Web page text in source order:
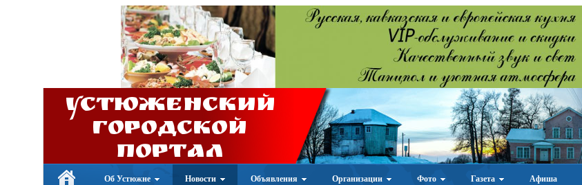
Устюженский
Городской
портал
Об Устюжне Новости Объявления Организации Фото Газета Афиша